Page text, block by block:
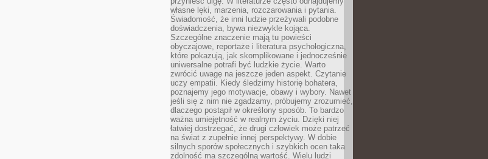
własne lęki, marzenia, rozczarowania i pytania.
Świadomość, że inni ludzie przeżywali podobne
doświadczenia, bywa niezwykle kojąca.
Szczególne znaczenie mają tu powieści
obyczajowe, reportaże i literatura psychologiczna,
które pokazują, jak skomplikowane i jednocześnie
uniwersalne potrafi być ludzkie życie. Warto
zwrócić uwagę na jeszcze jeden aspekt. Czytanie
uczy empatii. Kiedy śledzimy historię bohatera,
poznajemy jego motywacje, obawy i wybory. Nawet
jeśli się z nim nie zgadzamy, próbujemy zrozumieć,
dlaczego postąpił w określony sposób. To bardzo
ważna umiejętność w realnym życiu. Dzięki niej
łatwiej dostrzegać, że drugi człowiek może patrzeć
na świat z zupełnie innej perspektywy. W dobie
silnych sporów społecznych i szybkich ocen taka
zdolność ma szczególną wartość. Wielu ludzi